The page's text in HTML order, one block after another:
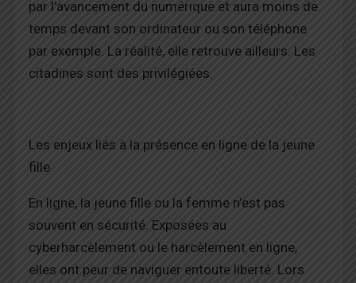
par l’avancement du numérique et aura moins de
temps devant son ordinateur ou son téléphone
par exemple. La réalité, elle retrouve ailleurs. Les
citadines sont des privilégiées.
Les enjeux liés à la présence en ligne de la jeune
fille
En ligne, la jeune fille ou la femme n’est pas
souvent en sécurité. Exposées au
cyberharcèlement ou le harcèlement en ligne,
elles ont peur de naviguer entoute liberté. Lors